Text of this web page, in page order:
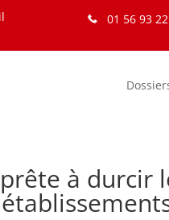
01 56 93
à durcir